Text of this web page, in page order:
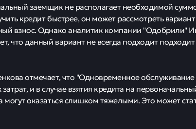
заемщик не располагает необходимой
кредит быстрее, он может рассмотреть
взнос. Однако аналитик компании "Одобрили"
что данный вариант не всегда подходит
отмечает, что "Одновременное обслуживание
и в случае взятия кредита на
могут оказаться слишком тяжелыми. Это может